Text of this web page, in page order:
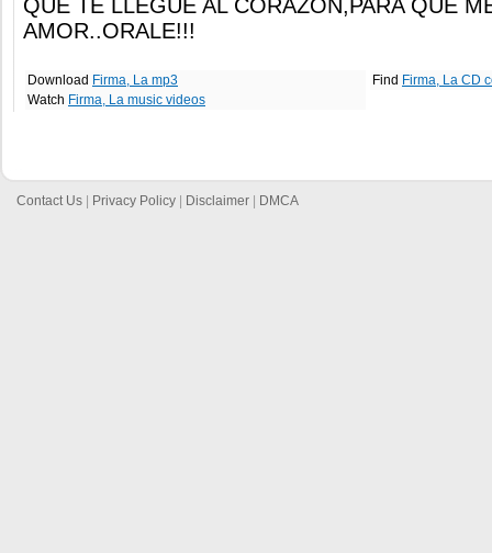
QUE TE LLEGUE AL CORAZON,PARA QUE
AMOR..ORALE!!!
Download Firma, La mp3
Watch Firma, La music videos
Find Firma, La CD
Contact Us Privacy Policy Disclaimer DMCA